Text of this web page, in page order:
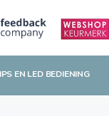
EN LED BEDIENING